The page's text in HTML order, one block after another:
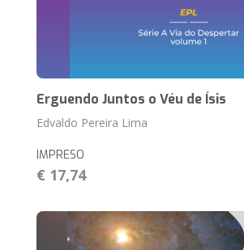
Erguendo Juntos o Véu de Ísis
Edvaldo Pereira Lima
IMPRESO
€ 17,74